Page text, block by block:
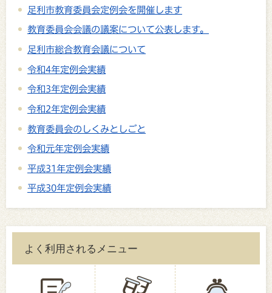
足利市教育委員会定例会を開催します
教育委員会会議の議案について公表します。
足利市総合教育会議について
令和4年定例会実績
令和3年定例会実績
令和2年定例会実績
教育委員会のしくみとしごと
令和元年定例会実績
平成31年定例会実績
平成30年定例会実績
よく利用されるメニュー